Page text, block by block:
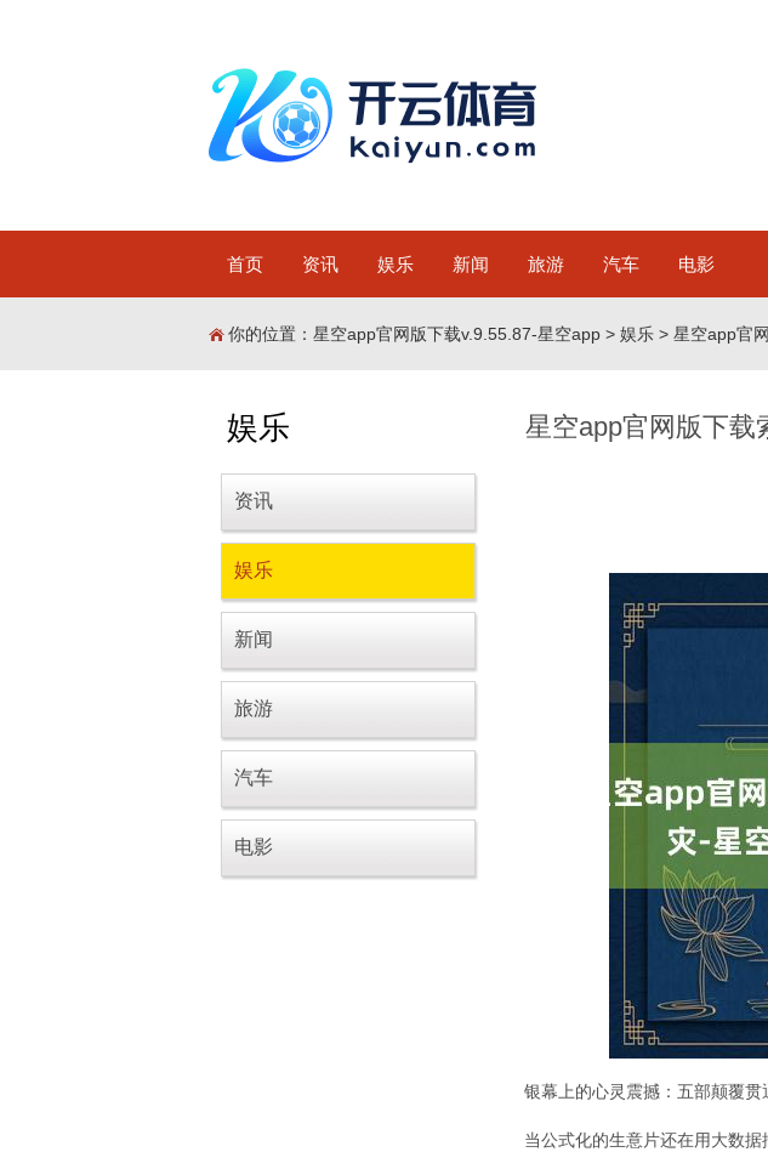
首页 资讯 娱乐 新闻 旅游 汽车 电影
你的位置： 星空app官网版下载v.9.55.87-星空app > 娱乐 > 星空app官
星空app官网版下载
银幕上的心灵震撼：五部颠覆贯
当公式化的生意片还在用大数
娱乐
资讯
娱乐
新闻
旅游
汽车
电影